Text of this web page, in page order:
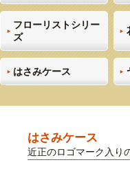
フローリストシリー
ズ
はさみケース
はさみケース
近正のロゴマーク入り